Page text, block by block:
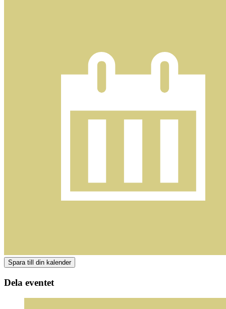
Dela eventet